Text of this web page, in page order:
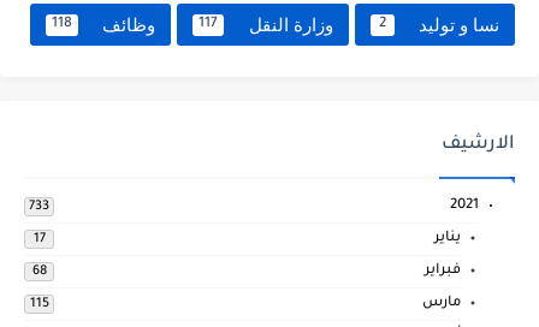
نسا و توليد 2 وزارة النقل 117 وظائف 118
الارشيف
2021
733
يناير 17
فبراير 68
مارس 115